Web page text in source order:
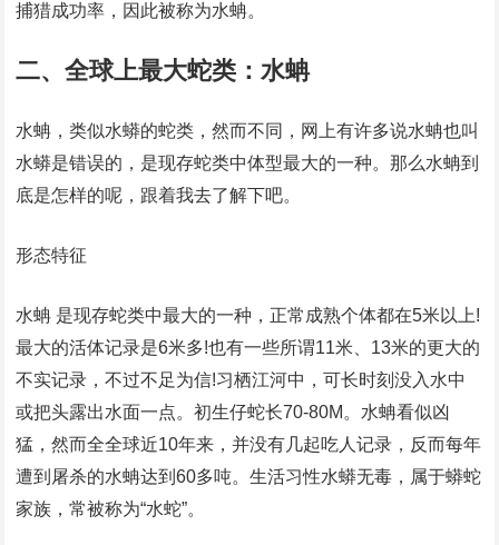
捕猎成功率，因此被称为水蚺。
二、全球上最大蛇类：水蚺
水蚺，类似水蟒的蛇类，然而不同，网上有许多说水蚺也叫
水蟒是错误的，是现存蛇类中体型最大的一种。那么水蚺到
底是怎样的呢，跟着我去了解下吧。
形态特征
水蚺 是现存蛇类中最大的一种，正常成熟个体都在5米以上!
最大的活体记录是6米多!也有一些所谓11米、13米的更大的
不实记录，不过不足为信!习栖江河中，可长时刻没入水中
或把头露出水面一点。初生仔蛇长70-80M。水蚺看似凶
猛，然而全全球近10年来，并没有几起吃人记录，反而每年
遭到屠杀的水蚺达到60多吨。生活习性水蟒无毒，属于蟒蛇
家族，常被称为“水蛇”。